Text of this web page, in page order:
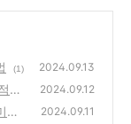
(1) 2024.09.13
2024.09.12
각
2024.09.11